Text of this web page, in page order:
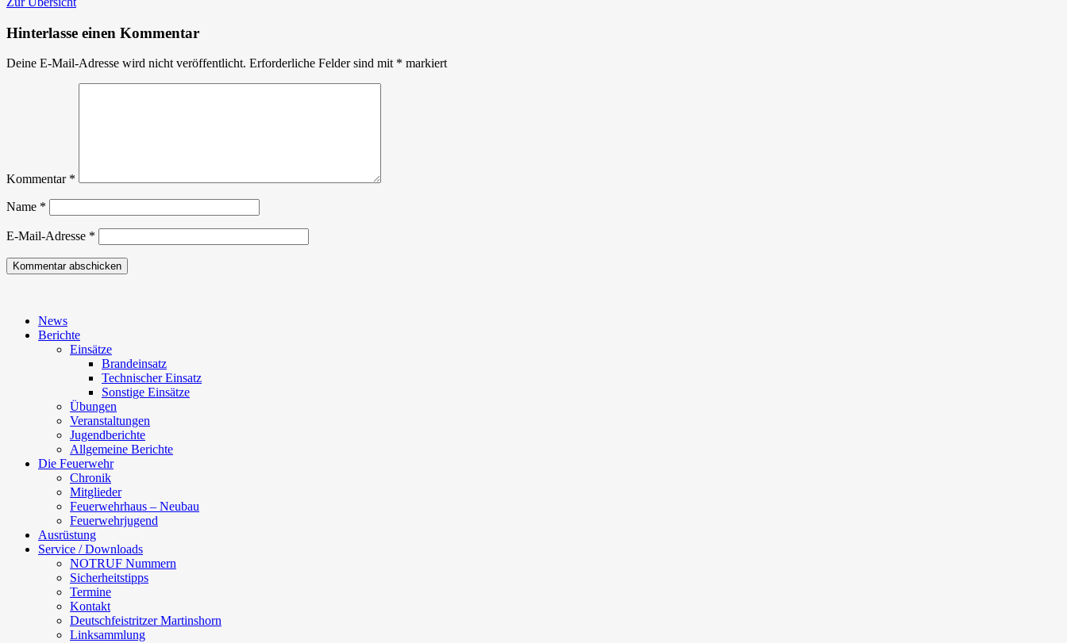
Hinterlasse einen Kommentar
Deine E-Mail-Adresse wird nicht veröffentlicht. Erforderliche Felder sind mit * markiert
Kommentar *
Name *
E-Mail-Adresse *
News
Berichte
Einsätze
Brandeinsatz
Technischer Einsatz
Sonstige Einsätze
Übungen
Veranstaltungen
Jugendberichte
Allgemeine Berichte
Die Feuerwehr
Chronik
Mitglieder
Feuerwehrhaus – Neubau
Feuerwehrjugend
Ausrüstung
Service / Downloads
NOTRUF Nummern
Sicherheitstipps
Termine
Kontakt
Deutschfeistritzer Martinshorn
Linksammlung